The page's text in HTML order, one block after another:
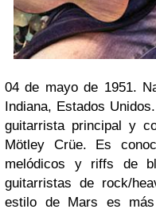
04 de mayo de 1951.
Indiana, Estados
guitarrista principal y
Mötley Crüe. Es
melódicos y riffs de
guitarristas de rock/
estilo de Mars es